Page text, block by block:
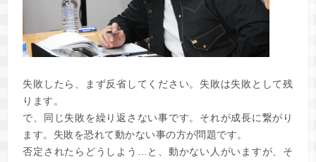
失敗したら、まず反省してください。失敗は失敗として残
ります。
で、同じ失敗を繰り返さない事です。それが成長に繋がり
ます。失敗を恐れて動かない事の方が問題です。
否定されたらどうしよう…と、動かない人がいますが、そ